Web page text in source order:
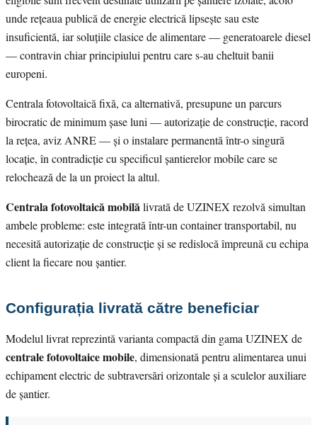
unde rețeaua publică de energie electrică lipsește sau este
insuficientă, iar soluțiile clasice de alimentare — generatoarele diesel
— contravin chiar principiului pentru care s-au cheltuit banii
europeni.
Centrala fotovoltaică fixă, ca alternativă, presupune un parcurs
birocratic de minimum șase luni — autorizație de construcție, racord
la rețea, aviz ANRE — și o instalare permanentă într-o singură
locație, în contradicție cu specificul șantierelor mobile care se
relochează de la un proiect la altul.
Centrala fotovoltaică mobilă livrată de UZINEX rezolvă simultan
ambele probleme: este integrată într-un container transportabil, nu
necesită autorizație de construcție și se redislocă împreună cu echipa
client la fiecare nou șantier.
Configurația livrată către beneficiar
Modelul livrat reprezintă varianta compactă din gama UZINEX de
centrale fotovoltaice mobile, dimensionată pentru alimentarea unui
echipament electric de subtraversări orizontale și a sculelor auxiliare
de șantier.